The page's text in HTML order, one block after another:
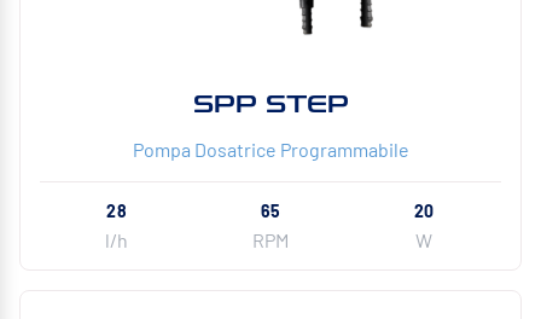
SPP STEP
Pompa Dosatrice Programmabile
28
l/h
65
RPM
20
W